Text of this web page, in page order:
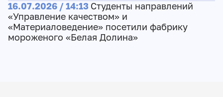
16.07.2026 / 14:13 Студенты направлений
«Управление качеством» и
«Материаловедение» посетили фабрику
мороженого «Белая Долина»